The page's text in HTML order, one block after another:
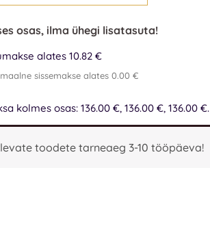
osas, ilma ühegi lisatasuta!
alates 10.82 €
sissemakse alates 0.00 €
kolmes osas: 136.00 €, 136.00 €, 136.00 €.
toodete tarneaeg 3-10 tööpäeva!